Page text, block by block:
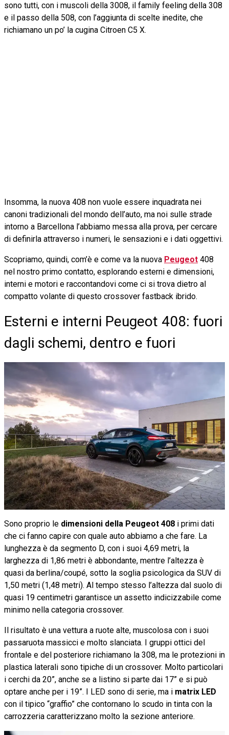
sono tutti, con i muscoli della 3008, il family feeling della 308
e il passo della 508, con l’aggiunta di scelte inedite, che
richiamano un po’ la cugina Citroen C5 X.
Insomma, la nuova 408 non vuole essere inquadrata nei
canoni tradizionali del mondo dell’auto, ma noi sulle strade
intorno a Barcellona l’abbiamo messa alla prova, per cercare
di definirla attraverso i numeri, le sensazioni e i dati oggettivi.
Scopriamo, quindi, com’è e come va la nuova Peugeot 408
nel nostro primo contatto, esplorando esterni e dimensioni,
interni e motori e raccontandovi come ci si trova dietro al
compatto volante di questo crossover fastback ibrido.
Esterni e interni Peugeot 408: fuori
dagli schemi, dentro e fuori
Sono proprio le dimensioni della Peugeot 408 i primi dati
che ci fanno capire con quale auto abbiamo a che fare. La
lunghezza è da segmento D, con i suoi 4,69 metri, la
larghezza di 1,86 metri è abbondante, mentre l’altezza è
quasi da berlina/coupé, sotto la soglia psicologica da SUV di
1,50 metri (1,48 metri). Al tempo stesso l’altezza dal suolo di
quasi 19 centimetri garantisce un assetto indicizzabile come
minimo nella categoria crossover.
Il risultato è una vettura a ruote alte, muscolosa con i suoi
passaruota massicci e molto slanciata. I gruppi ottici del
frontale e del posteriore richiamano la 308, ma le protezioni in
plastica laterali sono tipiche di un crossover. Molto particolari
i cerchi da 20”, anche se a listino si parte dai 17” e si può
optare anche per i 19”. I LED sono di serie, ma i matrix LED
con il tipico “graffio” che contornano lo scudo in tinta con la
carrozzeria caratterizzano molto la sezione anteriore.